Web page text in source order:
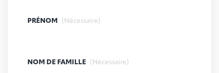
PRÉNOM (Nécessaire)
NOM DE FAMILLE (Nécessaire)